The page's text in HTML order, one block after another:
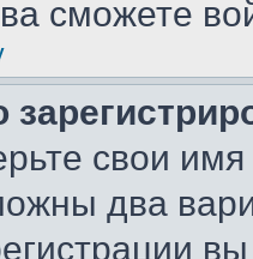
сможете
свои
два